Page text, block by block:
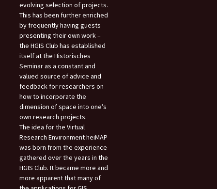
evolving selection of projects.
This has been further enriched
by frequently having guests
presenting their own work –
the HGIS Club has established
itself at the Historisches
Seminar as a constant and
valued source of advice and
feedback for researchers on
how to incorporate the
dimension of space into one’s
own research projects.
The idea for the Virtual
Research Environment heiMAP
was born from the experience
gathered over the years in the
HGIS Club. It became more and
more apparent that many of